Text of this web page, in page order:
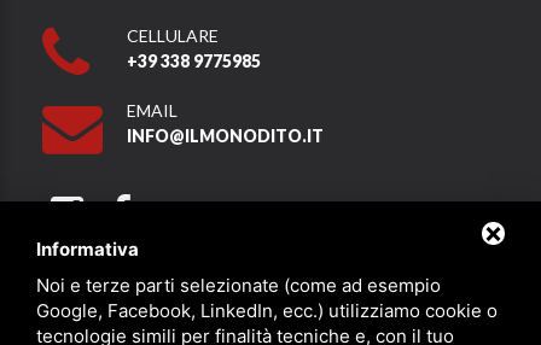
CELLULARE
+39 338 9775985
EMAIL
INFO@ILMONODITO.IT
Partner
Informativa
Noi e terze parti selezionate (come ad esempio
Google, Facebook, LinkedIn, ecc.) utilizziamo cookie o
tecnologie simili per finalità tecniche e, con il tuo